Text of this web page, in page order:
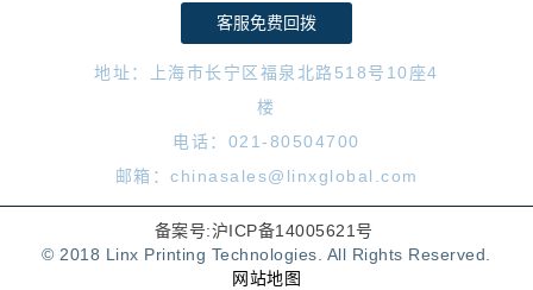
地址：上海市长宁区福泉北路518号10座4
楼
电话：021-80504700
邮箱：chinasales@linxglobal.com
备案号:沪ICP备14005621号
© 2018 Linx Printing Technologies. All Rights Reserved.
网站地图